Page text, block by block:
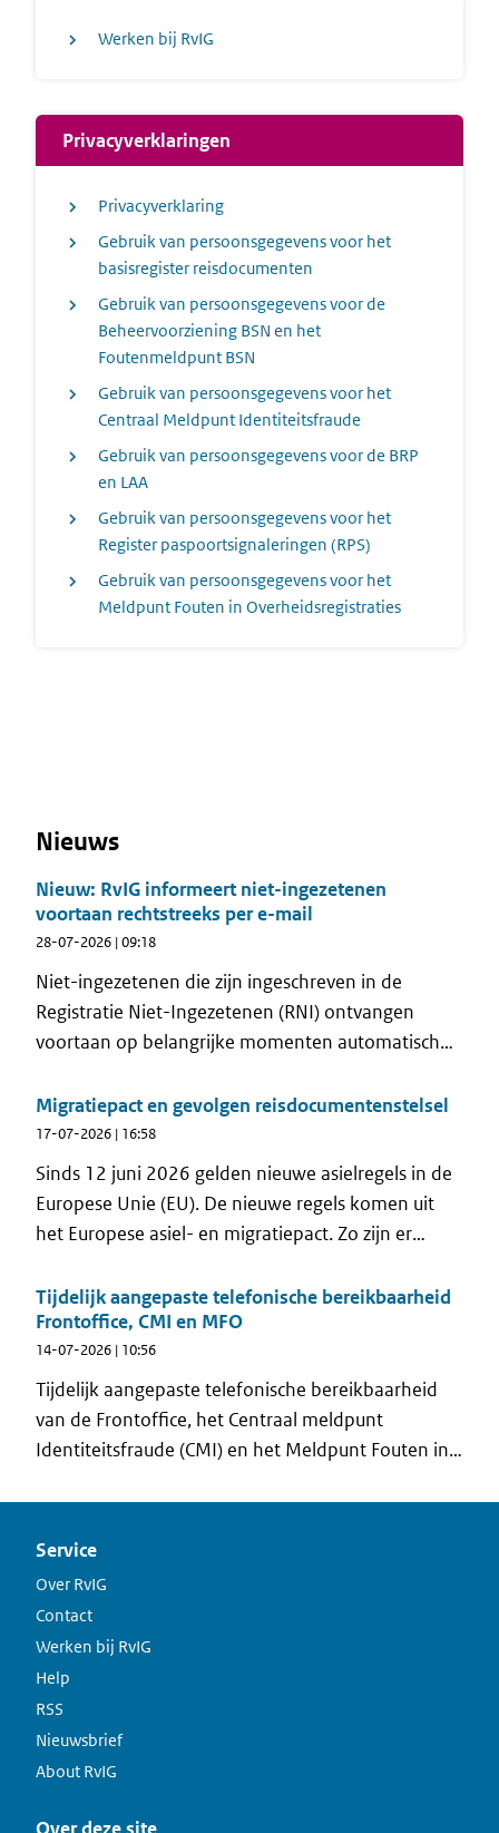
Werken bij RvIG
Privacyverklaringen
Privacyverklaring
Gebruik van persoonsgegevens voor het
basisregister reisdocumenten
Gebruik van persoonsgegevens voor de
Beheervoorziening BSN en het
Foutenmeldpunt BSN
Gebruik van persoonsgegevens voor het
Centraal Meldpunt Identiteitsfraude
Gebruik van persoonsgegevens voor de BRP
en LAA
Gebruik van persoonsgegevens voor het
Register paspoortsignaleringen (RPS)
Gebruik van persoonsgegevens voor het
Meldpunt Fouten in Overheidsregistraties
Nieuws
Nieuw: RvIG informeert niet-ingezetenen
voortaan rechtstreeks per e-mail
28-07-2026 | 09:18
Niet-ingezetenen die zijn ingeschreven in de
Registratie Niet-Ingezetenen (RNI) ontvangen
voortaan op belangrijke momenten automatisch
Identiteitsgegevens (RvIG). Met deze nieuwe e-
mailservice komt RvIG voor het eerst rechtstreeks
in contact met niet-ingezetenen. Zo ontvangen zij
op het juiste moment informatie die past bij hun
situatie.
Migratiepact en gevolgen reisdocumentenstelsel
17-07-2026 | 16:58
Sinds 12 juni 2026 gelden nieuwe asielregels in de
Europese Unie (EU). De nieuwe regels komen uit
het Europese asiel- en migratiepact. Zo zijn er
asielprocedures en beperkingen voor asielzoekers
om door te reizen naar andere EU-landen om daar
asiel aan te vragen. In de Vreemdelingenwet 2000
worden met het Migratiepact drie nieuwe
verblijfstitels geïntroduceerd die die gevolgen
hebben voor het reisdocumentenstelsel .
Tijdelijk aangepaste telefonische bereikbaarheid
Frontoffice, CMI en MFO
14-07-2026 | 10:56
Tijdelijk aangepaste telefonische bereikbaarheid
van de Frontoffice, het Centraal meldpunt
Identiteitsfraude (CMI) en het Meldpunt Fouten in
Service
Over RvIG
Contact
Werken bij RvIG
Help
RSS
Nieuwsbrief
About RvIG